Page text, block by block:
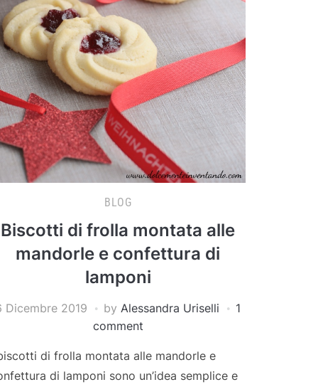
BLOG
Biscotti di frolla montata alle
mandorle e confettura di
lamponi
Dicembre 2019 by Alessandra Uriselli
1
comment
di frolla montata alle mandorle e
di lamponi sono un’idea semplice e